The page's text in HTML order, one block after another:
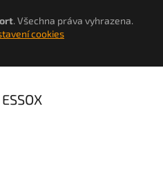
. Všechna práva vyhrazena.
cookies